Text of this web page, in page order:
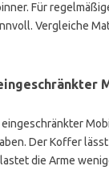
Für
Vergleiche
Der Koffer
die Arme